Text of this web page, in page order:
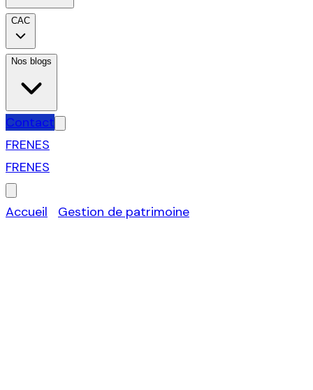
CAC
Nos blogs
Contact
FRENES
FRENES
Accueil Gestion de patrimoine